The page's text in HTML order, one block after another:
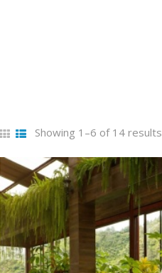
ENGLISH
Showing 1–6 of 14 results